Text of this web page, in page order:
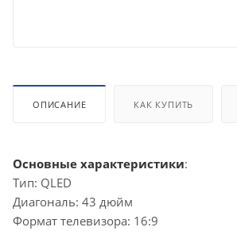
ОПИСАНИЕ КАК КУПИТЬ
Основные характеристики:
Тип: QLED
Диагональ: 43 дюйм
Формат телевизора: 16:9